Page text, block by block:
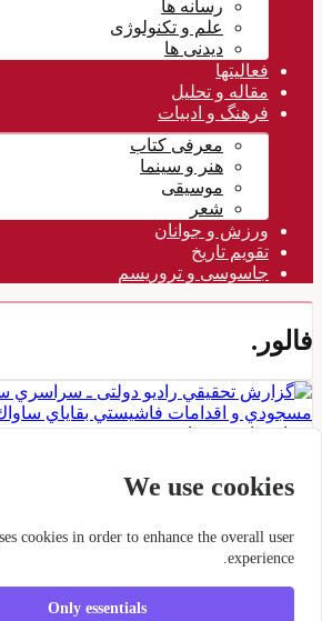
رسانه ها
علم و تکنولوژی
دیدنی ها
فعالیتها
مقاله و تحلیل
فرهنگ و ادبیات
معرفی کتاب
هنر و سینما
موسیقی
شعر
ورزش و جوانان
تقویم تاريخ
جاسوسی و تروریسم
فالور.
رسانه ها۰۹ خرداد ۱۴۰۵
گزارش تحقيقي رادیو دولتی ـ
قتل مسجودي و اقدامات فاشيستي
We use cookies
cookies in order to enhance the overall user
experience.
Only essentials